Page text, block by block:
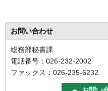
お問い合わせ
総務部秘書課
電話番号：026-232-2002
ファックス：026-235-6232